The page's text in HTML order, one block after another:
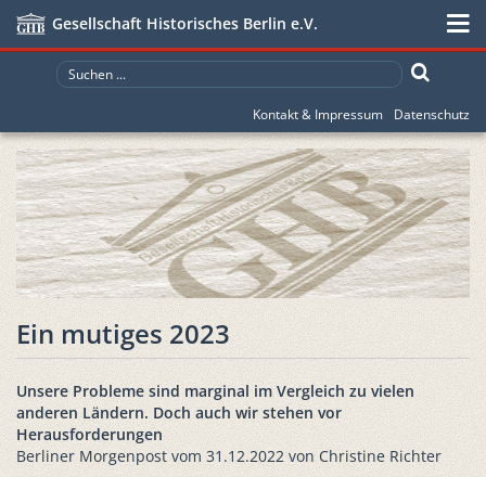
Gesellschaft Historisches Berlin e.V.
Kontakt & Impressum Datenschutz
Ein mutiges 2023
Unsere Probleme sind marginal im Vergleich zu vielen
anderen Ländern. Doch auch wir stehen vor
Herausforderungen
Berliner Morgenpost vom 31.12.2022 von Christine Richter